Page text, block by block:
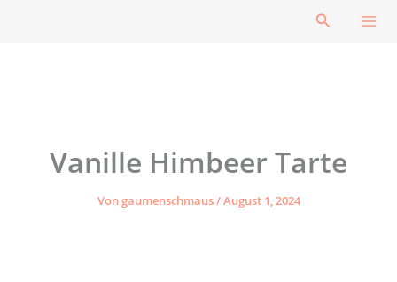
Suchen
Vanille Himbeer Tarte
Vongaumenschmaus/August 1, 2024